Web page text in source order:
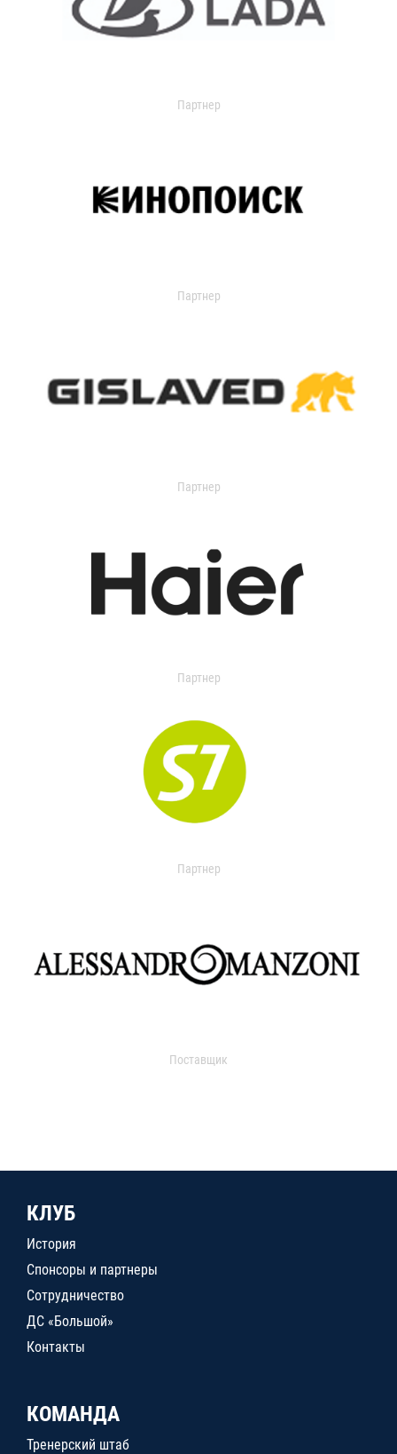
Партнер
Партнер
Партнер
Партнер
Партнер
Поставщик
КЛУБ
История
Спонсоры и партнеры
Сотрудничество
ДС «Большой»
Контакты
КОМАНДА
Тренерский штаб